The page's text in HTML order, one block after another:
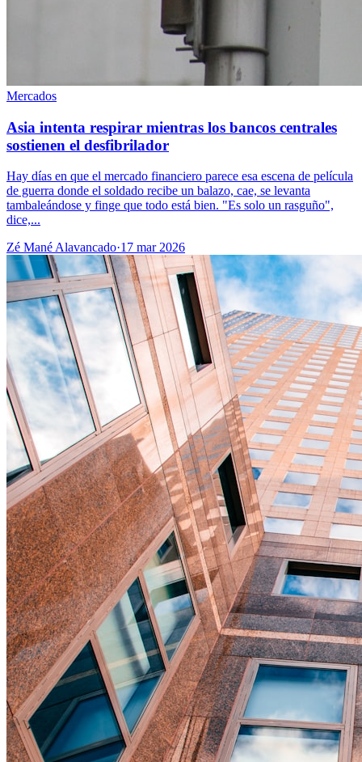
Mercados
Asia intenta respirar mientras los bancos centrales
sostienen el desfibrilador
Hay días en que el mercado financiero parece esa escena de película
de guerra donde el soldado recibe un balazo, cae, se levanta
tambaleándose y finge que todo está bien. "Es solo un rasguño",
dice,...
Zé Mané Alavancado·17 mar 2026